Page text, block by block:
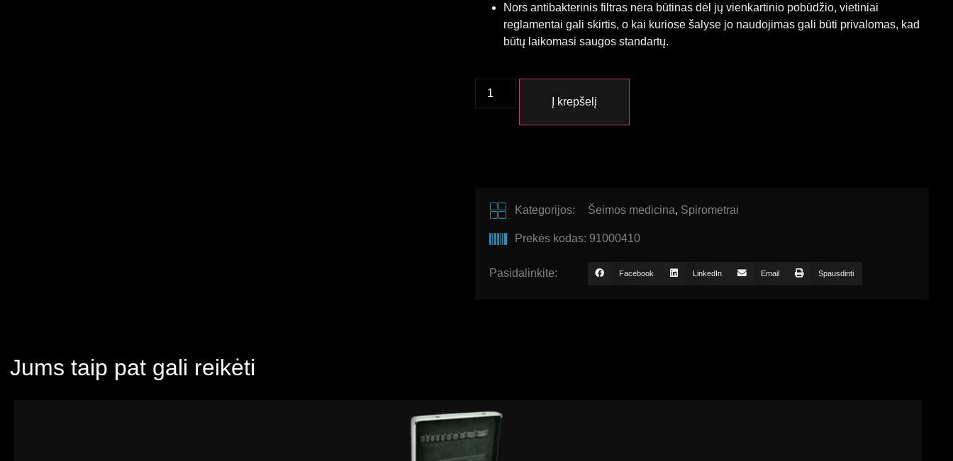
Nors antibakterinis filtras nėra būtinas dėl jų vienkartinio pobūdžio, vietiniai
reglamentai gali skirtis, o kai kuriose šalyse jo naudojimas gali būti privalomas, kad
būtų laikomasi saugos standartų.
Į krepšelį
Kategorijos: Šeimos medicina, Spirometrai
Prekės kodas: 91000410
Pasidalinkite: Facebook LinkedIn Email Spausdinti
Jums taip pat gali reikėti